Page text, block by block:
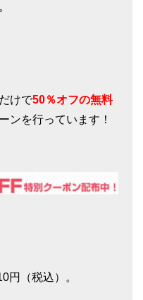
けで50％オフの無料
ンを行っています！
円（税込）。